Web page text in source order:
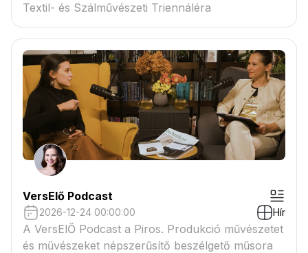
Textil- és Szálművészeti Triennáléra
VersElő Podcast
2026-12-24 00:00:00 Hír
A VersElŐ Podcast a Piros. Produkció művészetet
és művészeket népszerűsítő beszélgető műsora